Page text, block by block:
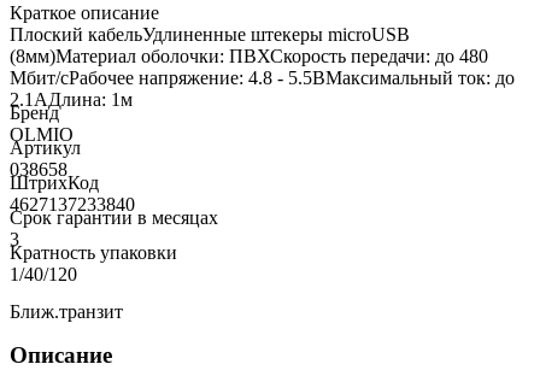
Краткое описание
Плоский кабельУдлиненные штекеры microUSB
(8мм)Материал оболочки: ПВХСкорость передачи: до 480
Мбит/сРабочее напряжение: 4.8 - 5.5ВМаксимальный ток: до
2.1АДлина: 1м
Бренд
OLMIO
Артикул
038658
ШтрихКод
4627137233840
Срок гарантии в месяцах
3
Кратность упаковки
1/40/120
Ближ.транзит
Описание